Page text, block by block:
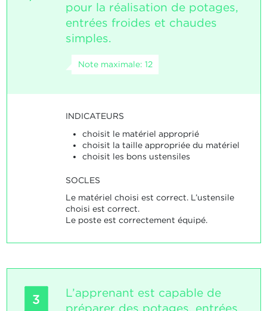
pour la réalisation de potages,
entrées froides et chaudes
simples.
Note maximale: 12
INDICATEURS
choisit le matériel approprié
choisit la taille appropriée du matériel
choisit les bons ustensiles
SOCLES
Le matériel choisi est correct. L’ustensile
choisi est correct.
Le poste est correctement équipé.
3
L’apprenant est capable de